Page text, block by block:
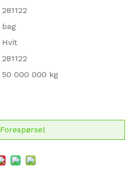
281122
bag
Hvit
281122
50 000 000 kg
Forespørsel